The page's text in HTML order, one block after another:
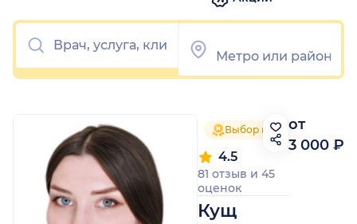
Выбор пациентов 2025
Кущ
4.5
81 отзыв и 45
оценок
от
3 000 ₽